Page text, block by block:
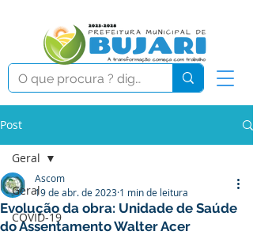
Post
Geral
COVID-19
Geral
Evolução da obra: Unidade de Saúde
do Assentamento Walter Acer
Ascom
19 de abr. de 2023 1 min de leitura